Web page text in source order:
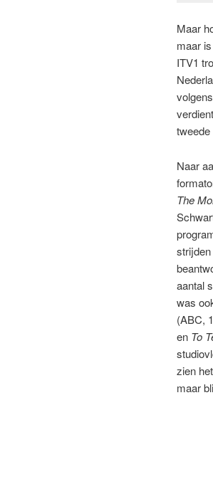
Maar
maar
ITV1
Naar
The
aantal
was
(ABC,
en To
zien
maar